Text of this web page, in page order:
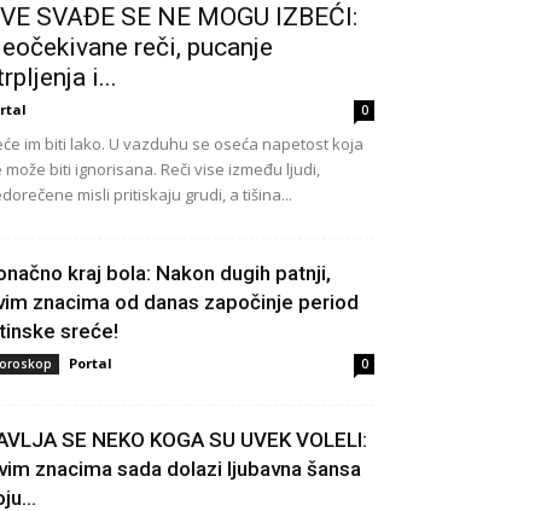
SVAĐE SE NE MOGU IZBEĆI:
reči, pucanje
i...
0
im biti lako. U vazduhu se oseća napetost koja
može biti ignorisana. Reči vise između ljudi,
misli pritiskaju grudi, a tišina...
kraj bola: Nakon dugih patnji,
znacima od danas započinje period
sreće!
Portal 0
SE NEKO KOGA SU UVEK VOLELI:
znacima sada dolazi ljubavna šansa